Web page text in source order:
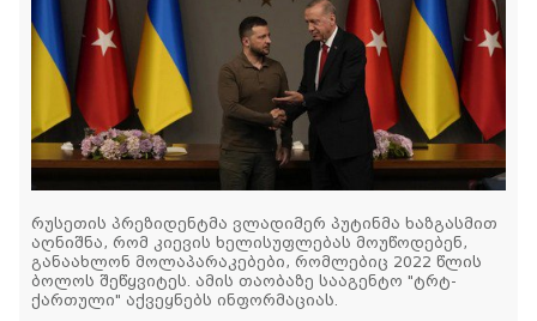
რუსეთის პრეზიდენტმა ვლადიმერ პუტინმა ხაზგასმით
აღნიშნა, რომ კიევის ხელისუფლებას მოუწოდებენ,
განაახლონ მოლაპარაკებები, რომლებიც 2022 წლის
ბოლოს შეწყვიტეს. ამის თაობაზე სააგენტო "ტრტ-
ქართული" აქვეყნებს ინფორმაციას.